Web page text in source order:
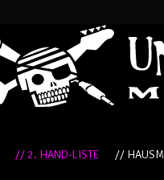
// 2. HAND-LISTE //